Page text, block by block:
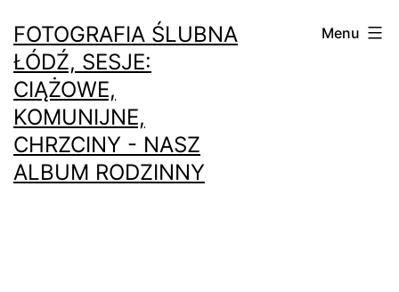
do
treści
FOTOGRAFIA ŚLUBNA
ŁÓDŹ, SESJE:
CIĄŻOWE,
KOMUNIJNE,
CHRZCINY - NASZ
ALBUM RODZINNY
Menu